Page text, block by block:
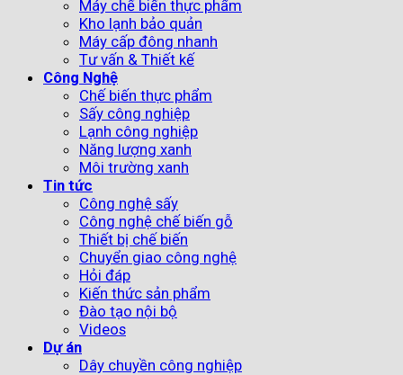
Máy chế biến thực phẩm
Kho lạnh bảo quản
Máy cấp đông nhanh
Tư vấn & Thiết kế
Công Nghệ
Chế biến thực phẩm
Sấy công nghiệp
Lạnh công nghiệp
Năng lượng xanh
Môi trường xanh
Tin tức
Công nghệ sấy
Công nghệ chế biến gỗ
Thiết bị chế biến
Chuyển giao công nghệ
Hỏi đáp
Kiến thức sản phẩm
Đào tạo nội bộ
Videos
Dự án
Dây chuyền công nghiệp